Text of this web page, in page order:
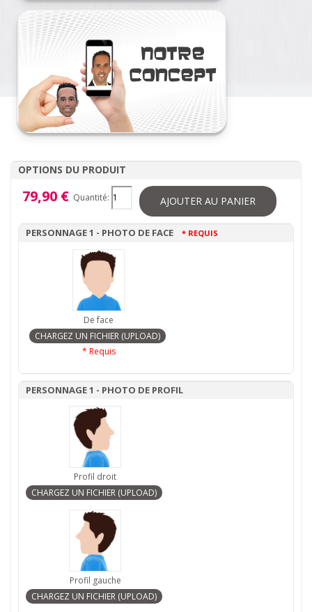
OPTIONS DU PRODUIT
79,90 € Quantité: AJOUTER AU PANIER
PERSONNAGE 1 - PHOTO DE FACE * REQUIS
De face
* Requis
PERSONNAGE 1 - PHOTO DE PROFIL
Profil droit
Profil gauche